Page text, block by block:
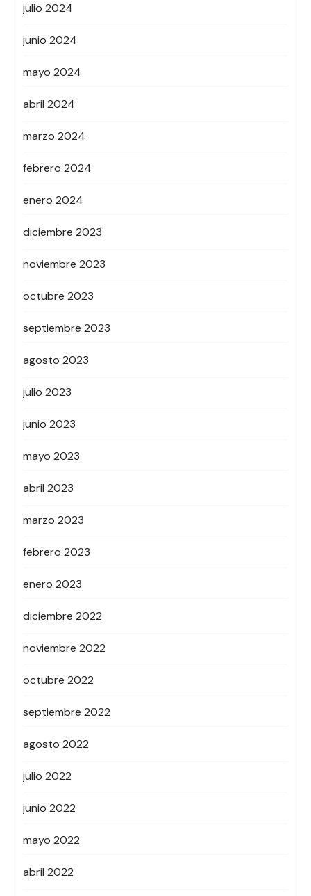
julio 2024
junio 2024
mayo 2024
abril 2024
marzo 2024
febrero 2024
enero 2024
diciembre 2023
noviembre 2023
octubre 2023
septiembre 2023
agosto 2023
julio 2023
junio 2023
mayo 2023
abril 2023
marzo 2023
febrero 2023
enero 2023
diciembre 2022
noviembre 2022
octubre 2022
septiembre 2022
agosto 2022
julio 2022
junio 2022
mayo 2022
abril 2022